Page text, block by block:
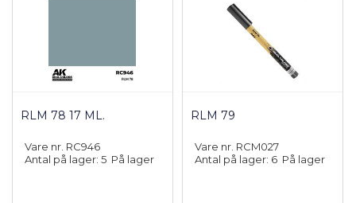
RLM 78 17 ML.
Vare nr. RC946
Antal på lager: 5 På lager
RLM 79
Vare nr. RCM027
Antal på lager: 6 På lager